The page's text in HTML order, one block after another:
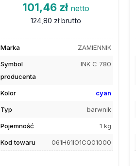
101,46 zł netto
124,80 zł brutto
Marka ZAMIENNIK
Symbol
producenta
INK C 780
Kolor cyan
Typ barwnik
Pojemność 1 kg
Kod towaru 061H61IO1CQ01000